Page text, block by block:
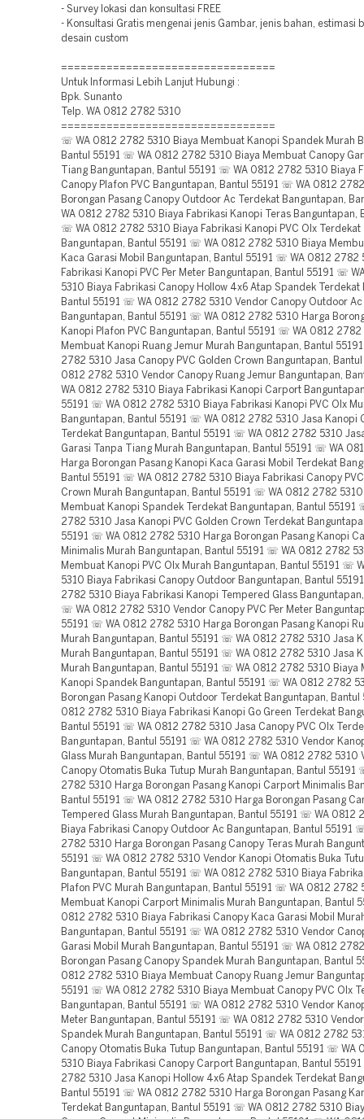
- Survey lokasi dan konsultasi FREE
- Konsultasi Gratis mengenai jenis Gambar, jenis bahan, estimasi
desain custom
=================================
Untuk Informasi Lebih Lanjut Hubungi :
Bpk. Sunanto
Telp. WA 0812 2782 5310
=================================
☏ WA 0812 2782 5310 Biaya Membuat Kanopi Spandek Murah
Bantul 55191 ☏ WA 0812 2782 5310 Biaya Membuat Canopy
Tiang Banguntapan, Bantul 55191 ☏ WA 0812 2782 5310 Biaya
Canopy Plafon PVC Banguntapan, Bantul 55191 ☏ WA 0812
Borongan Pasang Canopy Outdoor Ac Terdekat Banguntapan,
WA 0812 2782 5310 Biaya Fabrikasi Kanopi Teras Banguntapan,
☏ WA 0812 2782 5310 Biaya Fabrikasi Kanopi PVC Olx Terdekat
Banguntapan, Bantul 55191 ☏ WA 0812 2782 5310 Biaya
Kaca Garasi Mobil Banguntapan, Bantul 55191 ☏ WA 0812 2782
Fabrikasi Kanopi PVC Per Meter Banguntapan, Bantul 55191 ☏
5310 Biaya Fabrikasi Canopy Hollow 4x6 Atap Spandek Terdekat
Bantul 55191 ☏ WA 0812 2782 5310 Vendor Canopy Outdoor Ac
Banguntapan, Bantul 55191 ☏ WA 0812 2782 5310 Harga
Kanopi Plafon PVC Banguntapan, Bantul 55191 ☏ WA 0812 2782
Membuat Kanopi Ruang Jemur Murah Banguntapan, Bantul
2782 5310 Jasa Canopy PVC Golden Crown Banguntapan,
0812 2782 5310 Vendor Canopy Ruang Jemur Banguntapan,
WA 0812 2782 5310 Biaya Fabrikasi Kanopi Carport
55191 ☏ WA 0812 2782 5310 Biaya Fabrikasi Kanopi PVC Olx
Banguntapan, Bantul 55191 ☏ WA 0812 2782 5310 Jasa Kanopi
Terdekat Banguntapan, Bantul 55191 ☏ WA 0812 2782 5310
Garasi Tanpa Tiang Murah Banguntapan, Bantul 55191 ☏ WA
Harga Borongan Pasang Kanopi Kaca Garasi Mobil Terdekat
Bantul 55191 ☏ WA 0812 2782 5310 Biaya Fabrikasi Canopy
Crown Murah Banguntapan, Bantul 55191 ☏ WA 0812 2782 5310
Membuat Kanopi Spandek Terdekat Banguntapan, Bantul 55191
2782 5310 Jasa Kanopi PVC Golden Crown Terdekat
55191 ☏ WA 0812 2782 5310 Harga Borongan Pasang Kanopi
Minimalis Murah Banguntapan, Bantul 55191 ☏ WA 0812 2782
Membuat Kanopi PVC Olx Murah Banguntapan, Bantul 55191 ☏
5310 Biaya Fabrikasi Canopy Outdoor Banguntapan, Bantul
2782 5310 Biaya Fabrikasi Kanopi Tempered Glass
☏ WA 0812 2782 5310 Vendor Canopy PVC Per Meter
55191 ☏ WA 0812 2782 5310 Harga Borongan Pasang Kanopi
Murah Banguntapan, Bantul 55191 ☏ WA 0812 2782 5310 Jasa
Murah Banguntapan, Bantul 55191 ☏ WA 0812 2782 5310 Jasa
Murah Banguntapan, Bantul 55191 ☏ WA 0812 2782 5310 Biaya
Kanopi Spandek Banguntapan, Bantul 55191 ☏ WA 0812 2782
Borongan Pasang Kanopi Outdoor Terdekat Banguntapan,
0812 2782 5310 Biaya Fabrikasi Kanopi Go Green Terdekat
Bantul 55191 ☏ WA 0812 2782 5310 Jasa Canopy PVC Olx
Banguntapan, Bantul 55191 ☏ WA 0812 2782 5310 Vendor
Glass Murah Banguntapan, Bantul 55191 ☏ WA 0812 2782 5310
Canopy Otomatis Buka Tutup Murah Banguntapan, Bantul 55191
2782 5310 Harga Borongan Pasang Kanopi Carport Minimalis
Bantul 55191 ☏ WA 0812 2782 5310 Harga Borongan Pasang
Tempered Glass Murah Banguntapan, Bantul 55191 ☏ WA 0812
Biaya Fabrikasi Canopy Outdoor Ac Banguntapan, Bantul 55191
2782 5310 Harga Borongan Pasang Canopy Teras Murah
55191 ☏ WA 0812 2782 5310 Vendor Kanopi Otomatis Buka
Banguntapan, Bantul 55191 ☏ WA 0812 2782 5310 Biaya
Plafon PVC Murah Banguntapan, Bantul 55191 ☏ WA 0812 2782
Membuat Kanopi Carport Minimalis Murah Banguntapan, Bantul
0812 2782 5310 Biaya Fabrikasi Canopy Kaca Garasi Mobil
Banguntapan, Bantul 55191 ☏ WA 0812 2782 5310 Vendor
Garasi Mobil Murah Banguntapan, Bantul 55191 ☏ WA 0812
Borongan Pasang Canopy Spandek Murah Banguntapan, Bantul
0812 2782 5310 Biaya Membuat Canopy Ruang Jemur
55191 ☏ WA 0812 2782 5310 Biaya Membuat Canopy PVC Olx
Banguntapan, Bantul 55191 ☏ WA 0812 2782 5310 Vendor
Meter Banguntapan, Bantul 55191 ☏ WA 0812 2782 5310
Spandek Murah Banguntapan, Bantul 55191 ☏ WA 0812 2782
Canopy Otomatis Buka Tutup Banguntapan, Bantul 55191 ☏ WA
5310 Biaya Fabrikasi Canopy Carport Banguntapan, Bantul
2782 5310 Jasa Kanopi Hollow 4x6 Atap Spandek Terdekat
Bantul 55191 ☏ WA 0812 2782 5310 Harga Borongan Pasang
Terdekat Banguntapan, Bantul 55191 ☏ WA 0812 2782 5310